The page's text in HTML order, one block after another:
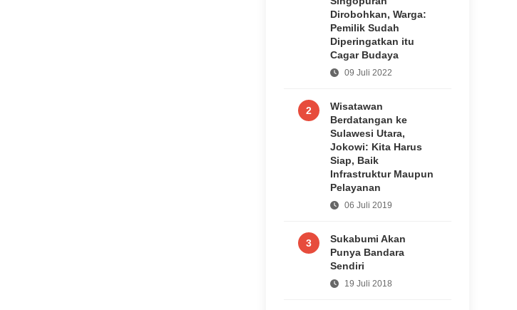
Dirobohkan, Warga:
Pemilik Sudah
Diperingatkan itu
Cagar Budaya
09 Juli 2022
2
Wisatawan
Berdatangan ke
Sulawesi Utara,
Jokowi: Kita Harus
Siap, Baik
Infrastruktur Maupun
Pelayanan
06 Juli 2019
3
Sukabumi Akan
Punya Bandara
Sendiri
19 Juli 2018